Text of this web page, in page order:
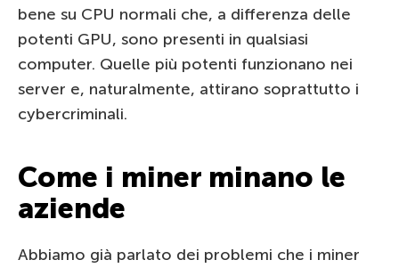
bene su CPU normali che, a differenza delle
potenti GPU, sono presenti in qualsiasi
computer. Quelle più potenti funzionano nei
server e, naturalmente, attirano soprattutto i
cybercriminali.
Come i miner minano le
aziende
Abbiamo già parlato dei problemi che i miner